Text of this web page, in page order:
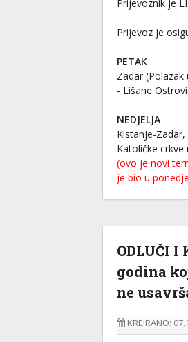
Prijevoznik je
Prijevoz je
PETAK
Zadar
- Lišane
NEDJELJA
Kistanje-
Katoličke crkve
(ovo je novi
je bio u
ODLUČI I
godina
ne
KREIRANO: